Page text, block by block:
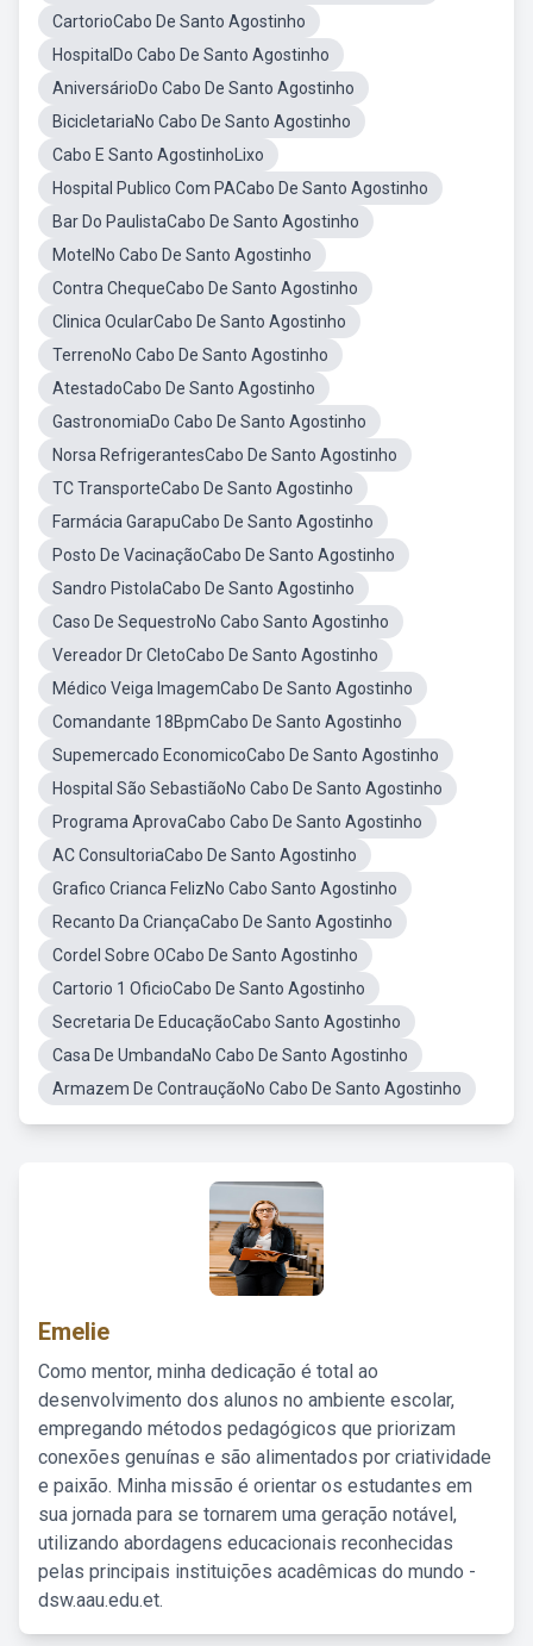
CartorioCabo De Santo Agostinho
HospitalDo Cabo De Santo Agostinho
AniversárioDo Cabo De Santo Agostinho
BicicletariaNo Cabo De Santo Agostinho
Cabo E Santo AgostinhoLixo
Hospital Publico Com PACabo De Santo Agostinho
Bar Do PaulistaCabo De Santo Agostinho
MotelNo Cabo De Santo Agostinho
Contra ChequeCabo De Santo Agostinho
Clinica OcularCabo De Santo Agostinho
TerrenoNo Cabo De Santo Agostinho
AtestadoCabo De Santo Agostinho
GastronomiaDo Cabo De Santo Agostinho
Norsa RefrigerantesCabo De Santo Agostinho
TC TransporteCabo De Santo Agostinho
Farmácia GarapuCabo De Santo Agostinho
Posto De VacinaçãoCabo De Santo Agostinho
Sandro PistolaCabo De Santo Agostinho
Caso De SequestroNo Cabo Santo Agostinho
Vereador Dr CletoCabo De Santo Agostinho
Médico Veiga ImagemCabo De Santo Agostinho
Comandante 18BpmCabo De Santo Agostinho
Supemercado EconomicoCabo De Santo Agostinho
Hospital São SebastiãoNo Cabo De Santo Agostinho
Programa AprovaCabo Cabo De Santo Agostinho
AC ConsultoriaCabo De Santo Agostinho
Grafico Crianca FelizNo Cabo Santo Agostinho
Recanto Da CriançaCabo De Santo Agostinho
Cordel Sobre OCabo De Santo Agostinho
Cartorio 1 OficioCabo De Santo Agostinho
Secretaria De EducaçãoCabo Santo Agostinho
Casa De UmbandaNo Cabo De Santo Agostinho
Armazem De ContrauçãoNo Cabo De Santo Agostinho
Emelie
Como mentor, minha dedicação é total ao
desenvolvimento dos alunos no ambiente escolar,
empregando métodos pedagógicos que priorizam
conexões genuínas e são alimentados por criatividade
e paixão. Minha missão é orientar os estudantes em
sua jornada para se tornarem uma geração notável,
utilizando abordagens educacionais reconhecidas
pelas principais instituições acadêmicas do mundo -
dsw.aau.edu.et.